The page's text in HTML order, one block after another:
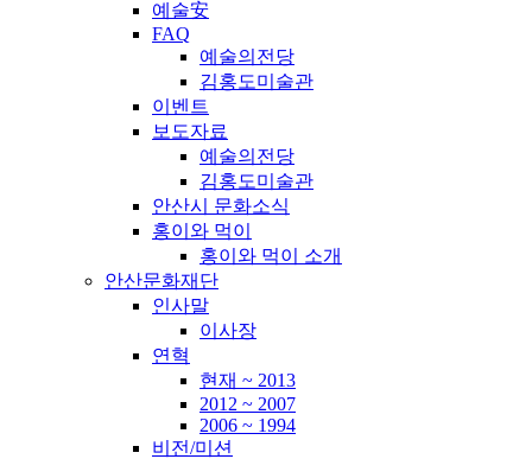
예술安
FAQ
예술의전당
김홍도미술관
이벤트
보도자료
예술의전당
김홍도미술관
안산시 문화소식
홍이와 먹이
홍이와 먹이 소개
안산문화재단
인사말
이사장
연혁
현재 ~ 2013
2012 ~ 2007
2006 ~ 1994
비전/미션